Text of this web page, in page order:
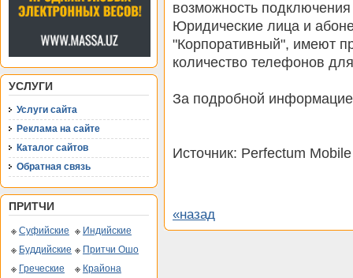
УСЛУГИ
Услуги сайта
Реклама на сайте
Каталог сайтов
Обратная связь
ПРИТЧИ
Суфийские
Индийские
Буддийские
Притчи Ошо
Греческие
Крайона
возможность
Юридические лица и
"Корпоративный", имеют
количество телефонов
За подробной
Источник: Perfectum Mobile
«назад